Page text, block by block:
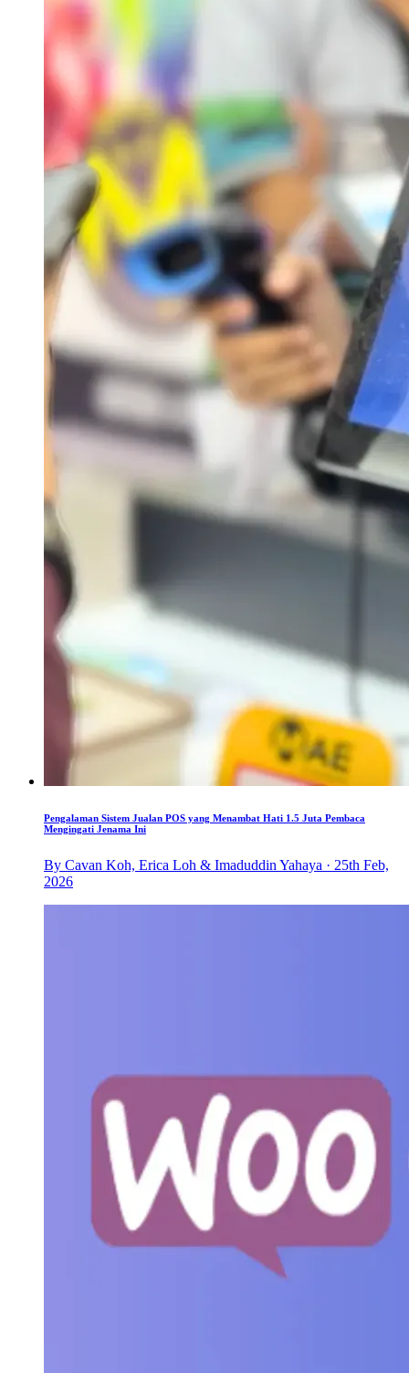
Pengalaman Sistem Jualan POS yang Menambat Hati 1.5 Juta Pembaca
Mengingati Jenama Ini
By Cavan Koh, Erica Loh & Imaduddin Yahaya · 25th Feb,
2026